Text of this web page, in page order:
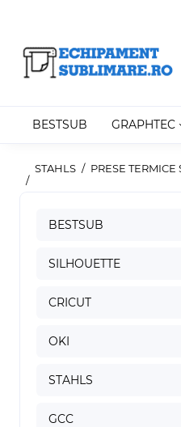
BESTSUB GRAPHTEC
STAHLS PRESE TERMICE
BESTSUB
SILHOUETTE
CRICUT
OKI
STAHLS
GCC